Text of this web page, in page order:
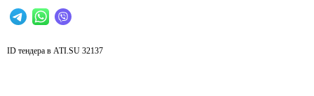
ID тендера в ATI.SU 32137